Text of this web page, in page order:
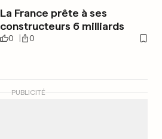
La France prête à ses
constructeurs 6 milliards
0 0
PUBLICITÉ